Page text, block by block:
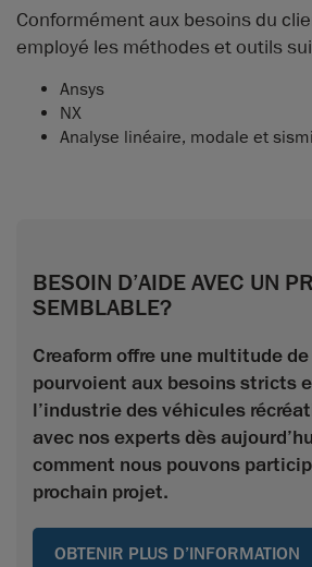
Conformément aux besoins du
employé les méthodes et outils
Ansys
NX
Analyse linéaire, modale et
BESOIN D’AIDE AVEC UN
SEMBLABLE?
Creaform offre une multitude
pourvoient aux besoins stricts
l’industrie des véhicules
avec nos experts dès
comment nous pouvons
prochain projet.
OBTENIR PLUS D’INFORMATION